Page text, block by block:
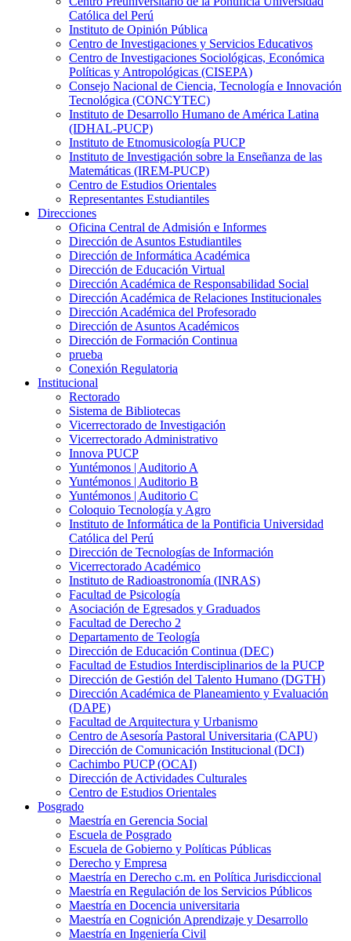
Católica del Perú
Instituto de Opinión Pública
Centro de Investigaciones y Servicios Educativos
Centro de Investigaciones Sociológicas, Económica
Políticas y Antropológicas (CISEPA)
Consejo Nacional de Ciencia, Tecnología e Innovación
Tecnológica (CONCYTEC)
Instituto de Desarrollo Humano de América Latina
(IDHAL-PUCP)
Instituto de Etnomusicología PUCP
Instituto de Investigación sobre la Enseñanza de las
Matemáticas (IREM-PUCP)
Centro de Estudios Orientales
Representantes Estudiantiles
Direcciones
Oficina Central de Admisión e Informes
Dirección de Asuntos Estudiantiles
Dirección de Informática Académica
Dirección de Educación Virtual
Dirección Académica de Responsabilidad Social
Dirección Académica de Relaciones Institucionales
Dirección Académica del Profesorado
Dirección de Asuntos Académicos
Dirección de Formación Continua
prueba
Conexión Regulatoria
Institucional
Rectorado
Sistema de Bibliotecas
Vicerrectorado de Investigación
Vicerrectorado Administrativo
Innova PUCP
Yuntémonos | Auditorio A
Yuntémonos | Auditorio B
Yuntémonos | Auditorio C
Coloquio Tecnología y Agro
Instituto de Informática de la Pontificia Universidad
Católica del Perú
Dirección de Tecnologías de Información
Vicerrectorado Académico
Instituto de Radioastronomía (INRAS)
Facultad de Psicología
Asociación de Egresados y Graduados
Facultad de Derecho 2
Departamento de Teología
Dirección de Educación Continua (DEC)
Facultad de Estudios Interdisciplinarios de la PUCP
Dirección de Gestión del Talento Humano (DGTH)
Dirección Académica de Planeamiento y Evaluación
(DAPE)
Facultad de Arquitectura y Urbanismo
Centro de Asesoría Pastoral Universitaria (CAPU)
Dirección de Comunicación Institucional (DCI)
Cachimbo PUCP (OCAI)
Dirección de Actividades Culturales
Centro de Estudios Orientales
Posgrado
Maestría en Gerencia Social
Escuela de Posgrado
Escuela de Gobierno y Políticas Públicas
Derecho y Empresa
Maestría en Derecho c.m. en Política Jurisdiccional
Maestría en Regulación de los Servicios Públicos
Maestría en Docencia universitaria
Maestría en Cognición Aprendizaje y Desarrollo
Maestría en Ingeniería Civil